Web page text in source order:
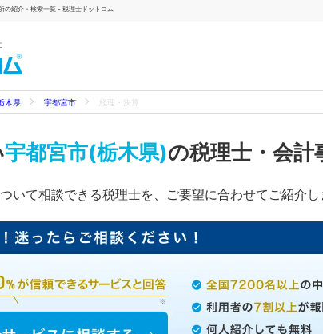
の紹介・検索一覧 - 税理士ドットコム
木県 宇都宮市 経理・決算
宇都宮市(栃木県)の税理士・会計
いて相談できる税理士を、ご要望に合わせてご紹介し